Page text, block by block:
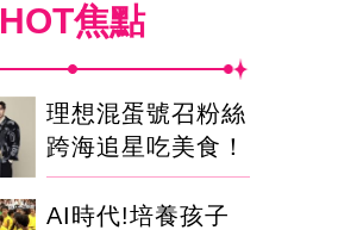
HOT焦點
理想混蛋號召粉絲
跨海追星吃美食！
AI時代!培養孩子